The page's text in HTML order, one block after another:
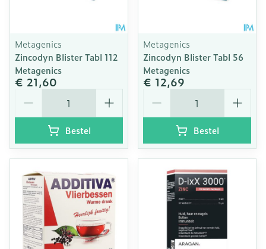
Metagenics
Zincodyn Blister Tabl 112
Metagenics
€ 21,60
Bestel
Metagenics
Zincodyn Blister Tabl 56
Metagenics
€ 12,69
Bestel